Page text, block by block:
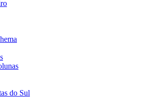
do Sul